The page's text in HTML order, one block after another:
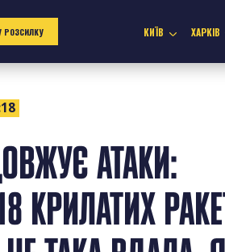
РОЗСИЛКУ КИЇВ ХАРКІВ
АТАКИ:
КРИЛАТИХ